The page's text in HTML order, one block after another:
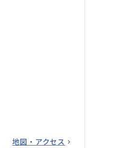
地図・アクセス